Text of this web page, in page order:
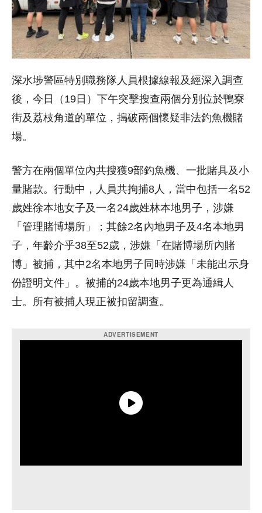
深水埗警區特別職務隊人員根據線報及經深入調查
後，今日（19日）下午突擊搜查兩個分別位於鴨寮
街及荔枝角道的單位，搗破兩個懷疑非法釣魚機賭
場。
警方在兩個單位內共搜獲9部釣魚機、一批賭具及小
量賭款。行動中，人員共拘捕8人，當中包括一名52
歲姓徐本地女子及一名24歲姓林本地男子，涉嫌
「管理賭博場所」；其餘2名內地男子及4名本地男
子，年齡介乎38至52歲，涉嫌「在賭博場所內賭
博」被捕，其中2名本地男子同時涉嫌「未能出示身
份證明文件」。被捕的24歲本地男子更為通緝人
士。所有被捕人現正被扣留調查。